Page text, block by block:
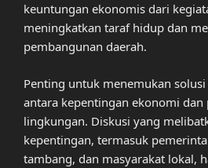
keuntungan ekonomis dari
meningkatkan taraf hidup dan
pembangunan daerah.
Penting untuk menemukan
antara kepentingan ekonomi dan
lingkungan. Diskusi yang
kepentingan, termasuk
tambang, dan masyarakat lokal,